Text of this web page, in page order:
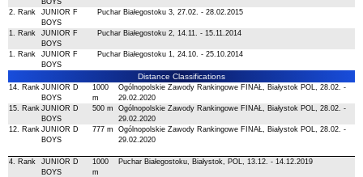
2. Rank
JUNIOR F
BOYS
Puchar Białegostoku 3, 27.02. - 28.02.2015
1. Rank
JUNIOR F
BOYS
Puchar Białegostoku 2, 14.11. - 15.11.2014
1. Rank
JUNIOR F
BOYS
Puchar Białegostoku 1, 24.10. - 25.10.2014
Distance Classifications
14. Rank JUNIOR D
BOYS
1000
m
Ogólnopolskie Zawody Rankingowe FINAŁ, Białystok POL, 28.02. -
29.02.2020
15. Rank JUNIOR D
BOYS
500 m
Ogólnopolskie Zawody Rankingowe FINAŁ, Białystok POL, 28.02. -
29.02.2020
12. Rank JUNIOR D
BOYS
777 m
Ogólnopolskie Zawody Rankingowe FINAŁ, Białystok POL, 28.02. -
29.02.2020
4. Rank
JUNIOR D
BOYS
1000
m
Puchar Białegostoku, Białystok, POL, 13.12. - 14.12.2019